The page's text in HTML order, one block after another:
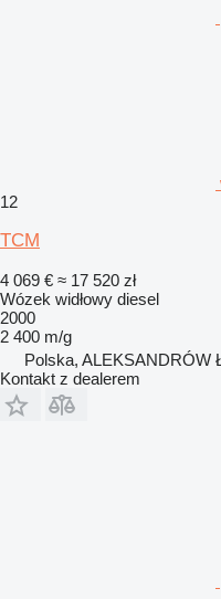
12
TCM
4 069 € ≈ 17 520 zł
Wózek widłowy diesel
2000
2 400 m/g
Polska, ALEKSANDRÓW
Kontakt z dealerem